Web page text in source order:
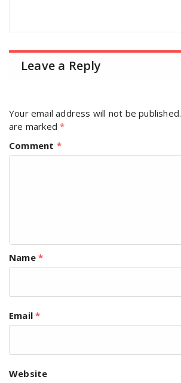
Leave a Reply
Your email address will not be published.
are marked*
Comment *
Name *
Email*
Website